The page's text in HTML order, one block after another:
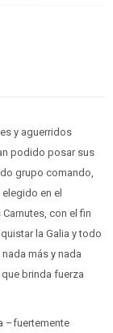
y aguerridos
podido posar sus
grupo comando,
elegido en el
con el fin
la Galia y todo
más y nada
brinda fuerza
–fuertemente